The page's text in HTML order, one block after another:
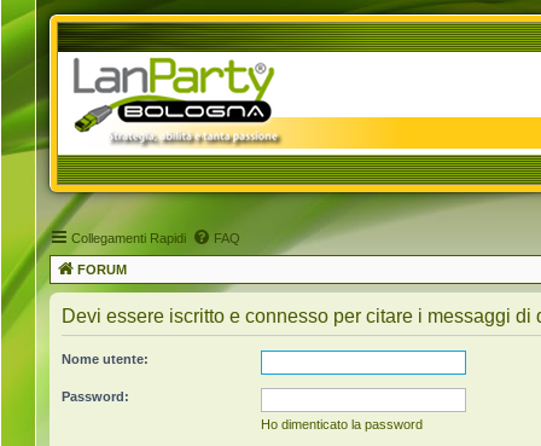
Collegamenti Rapidi FAQ
FORUM
Devi essere iscritto e connesso per citare i messaggi di
Nome utente:
Password:
Ho dimenticato la password